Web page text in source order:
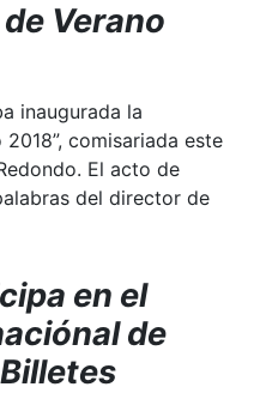
Verano
inaugurada la
comisariada este
El acto de
del director de
en el
de